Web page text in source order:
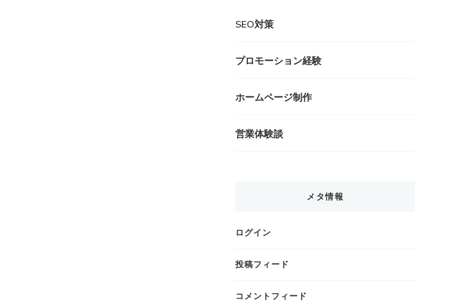
SEO対策
プロモーション経験
ホームページ制作
営業体験談
メタ情報
ログイン
投稿フィード
コメントフィード